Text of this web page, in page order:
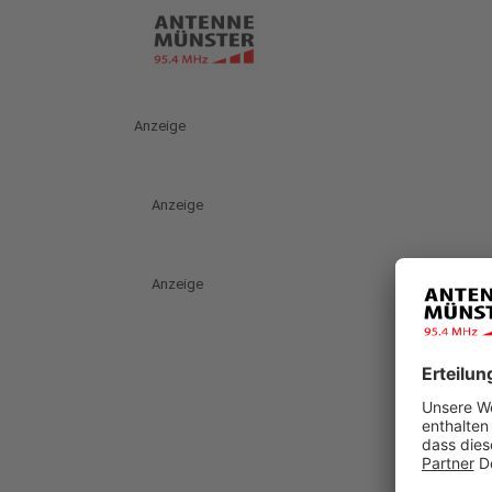
Anzeige
Anzeige
Anzeige